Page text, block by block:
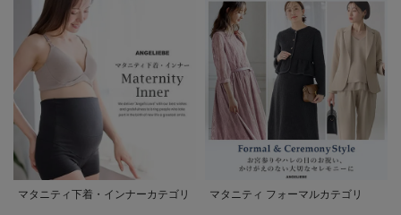
マタニティ下着・インナーカテゴリ マタニティ フォーマルカテゴリ